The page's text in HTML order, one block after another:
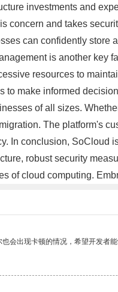
investments and
concern and takes
can confidently store
is another key
resources to
to make informed
of all sizes.
The platform's
In conclusion, SoCloud
robust security
of cloud computing.
会出现卡顿的情况，希望开发者能